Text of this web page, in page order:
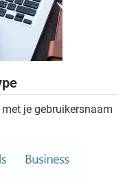
je gebruikersnaam